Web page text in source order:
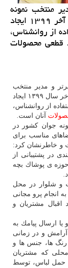
منتخب نمونه
جوان كشور اظهار داشت: چشم انداز ما تا آخر ۱۳۹۹ ایجاد
از روانشناس،
قطعی محصولات
و مدیر منتخب
نمونه جوان كشور اظهار داشت: چشم انداز ما تا آخر سال ۱۳۹۹ ایجاد
استفاده از روانشناس،
آنان است.
جوان كشور در
مناسب برای
و خاطرنشان كرد:
در پشتیبانی از
حوزه ی پوشاك بچه
و شلوار در محل
انجام پرو مجانی
مشتریان و
خالق برند یقه افزود: با تماس با شماره ی ۱۴۴۹ و یا ارسال پیامك به
آرامش و در زمانی
رنگ ها، جنس ها و
كه مشتریان
لباس، توسط